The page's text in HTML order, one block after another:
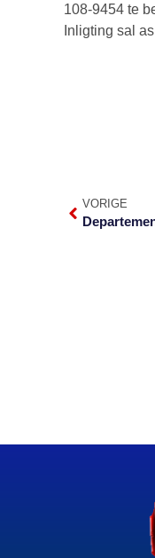
108-9454 te
Inligting sal
VORIGE